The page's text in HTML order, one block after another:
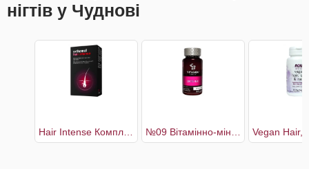
нігтів у Чуднові